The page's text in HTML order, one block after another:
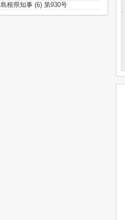
島根県知事 (6) 第930号